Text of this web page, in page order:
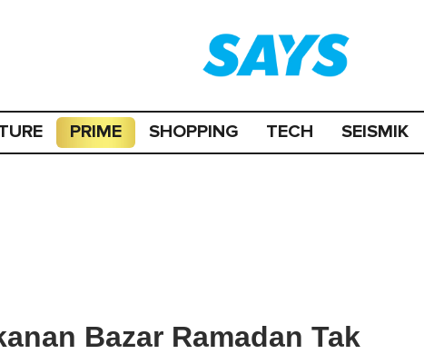
PRIME SHOPPING TECH SEISMIK
Bazar Ramadan Tak